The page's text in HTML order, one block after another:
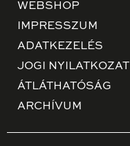
WEBSHOP
IMPRESSZUM
ADATKEZELÉS
JOGI NYILATKOZAT
ÁTLÁTHATÓSÁG
ARCHÍVUM